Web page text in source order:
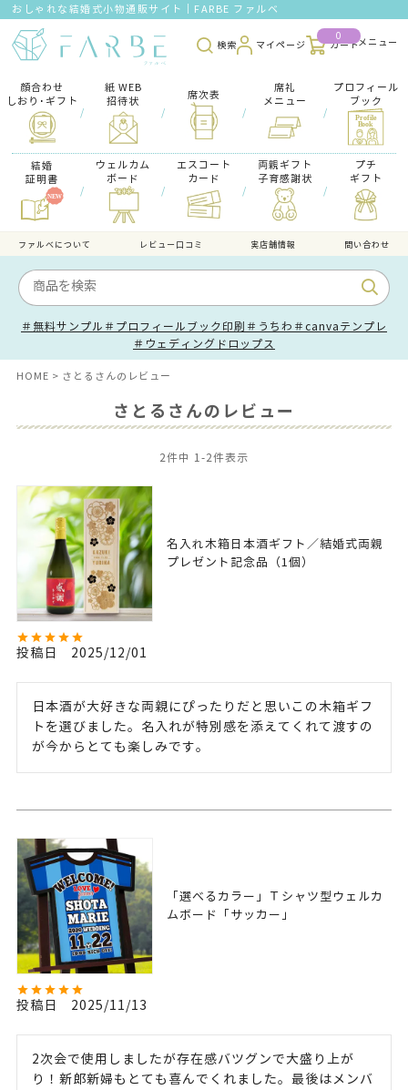
おしゃれな結婚式小物通販サイト｜FARBE ファルベ
検索 マイページ
0
カート
顔合わせ
しおり･ギフト
/
紙 WEB
招待状
/
席次表
/
席礼
メニュー
/
プロフィール
ブック
結婚
証明書
/
ウェルカム
ボード
/
エスコート
カード
/
両親ギフト
子育感謝状
/
プチ
ギフト
ファルべについて レビュー口コミ 実店舗情報 問い合わせ
＃無料サンプル ＃プロフィールブック印刷 ＃うちわ ＃canvaテンプレ
＃ウェディングドロップス
HOME さとるさんのレビュー
さとるさんのレビュー
2件中 1 -2件表示
名入れ木箱日本酒ギフト／結婚式両親
プレゼント記念品（1個）
投稿日 2025/12/01
日本酒が大好きな両親にぴったりだと思いこの木箱ギフ
トを選びました。名入れが特別感を添えてくれて渡すの
が今からとても楽しみです。
「選べるカラー」Ｔシャツ型ウェルカ
ムボード「サッカー」
投稿日 2025/11/13
2次会で使用しましたが存在感バツグンで大盛り上が
り！新郎新婦もとても喜んでくれました。最後はメンバ